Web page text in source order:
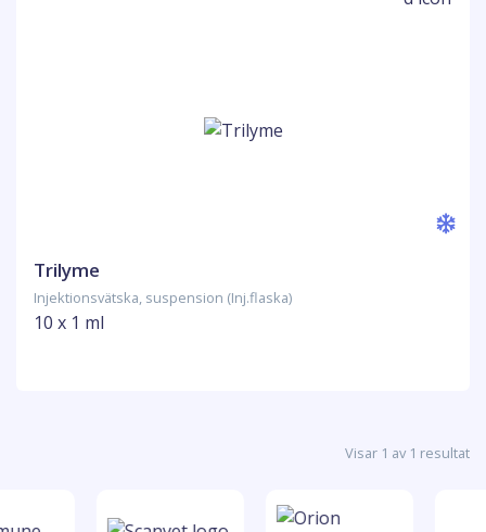
Trilyme
Injektionsvätska, suspension (Inj.flaska)
10 x 1 ml
Visar 1 av 1 resultat